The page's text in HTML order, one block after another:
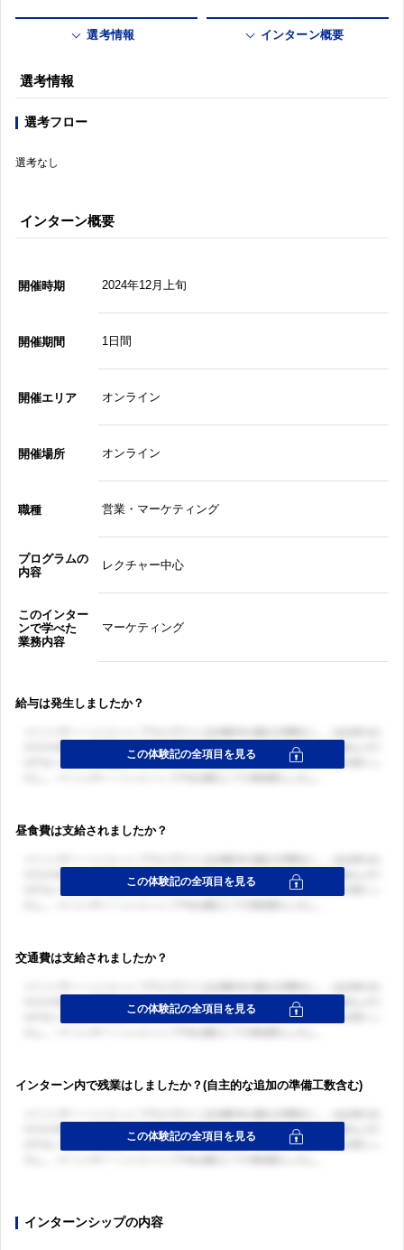
選考情報 インターン概要
選考情報
選考フロー
選考なし
インターン概要
開催時期 2024年12月上旬
開催期間 1日間
開催エリア オンライン
開催場所 オンライン
職種 営業・マーケティング
プログラムの
内容
レクチャー中心
このインター
ンで学べた
業務内容
マーケティング
給与は発生しましたか？
昼食費は支給されましたか？
交通費は支給されましたか？
インターン内で残業はしましたか？(自主的な追加の準備工数含む)
インターンシップの内容